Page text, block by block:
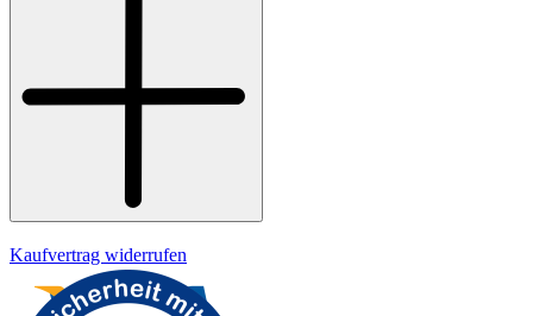
Kaufvertrag widerrufen